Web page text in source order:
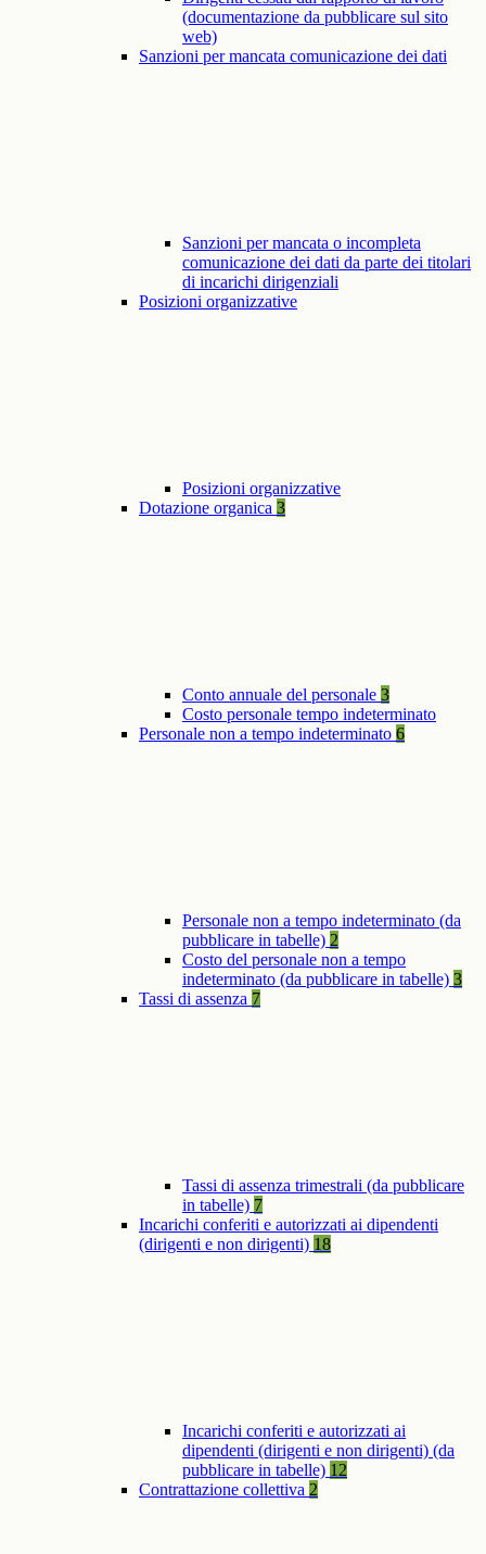
(documentazione da pubblicare sul sito
web)
Sanzioni per mancata comunicazione dei dati
Sanzioni per mancata o incompleta
comunicazione dei dati da parte dei titolari
di incarichi dirigenziali
Posizioni organizzative
Posizioni organizzative
Dotazione organica 3
Conto annuale del personale 3
Costo personale tempo indeterminato
Personale non a tempo indeterminato 6
Personale non a tempo indeterminato (da
pubblicare in tabelle) 2
Costo del personale non a tempo
indeterminato (da pubblicare in tabelle) 3
Tassi di assenza 7
Tassi di assenza trimestrali (da pubblicare
in tabelle) 7
Incarichi conferiti e autorizzati ai dipendenti
(dirigenti e non dirigenti) 18
Incarichi conferiti e autorizzati ai
dipendenti (dirigenti e non dirigenti) (da
pubblicare in tabelle) 12
Contrattazione collettiva 2